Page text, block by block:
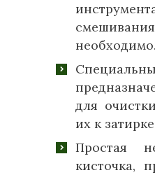
необходимо.
для
их к
Простая
кисточка,